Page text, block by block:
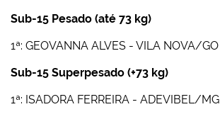
Sub-15 Pesado (até 73 kg)
1ª: GEOVANNA ALVES - VILA NOVA/GO
Sub-15 Superpesado (+73 kg)
1ª: ISADORA FERREIRA - ADEVIBEL/MG